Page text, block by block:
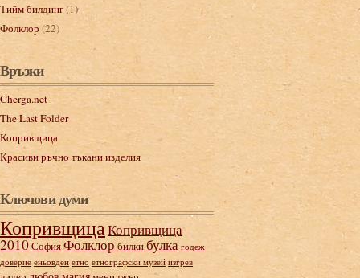
Тийм билдинг(1)
Фолклор (22)
Връзки
Cherga.net
The Last Folder
Копривщица
Красиви ръчно тъкани изделия
Ключови думи
КопривщицаКопривщица
2010СофияФолклор билкибулка годеж
доверие еньовден етно етнографски музей изгрев